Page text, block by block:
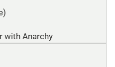
with Anarchy